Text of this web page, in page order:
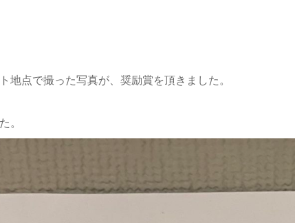
地点で撮った写真が、奨励賞を頂きました。
。